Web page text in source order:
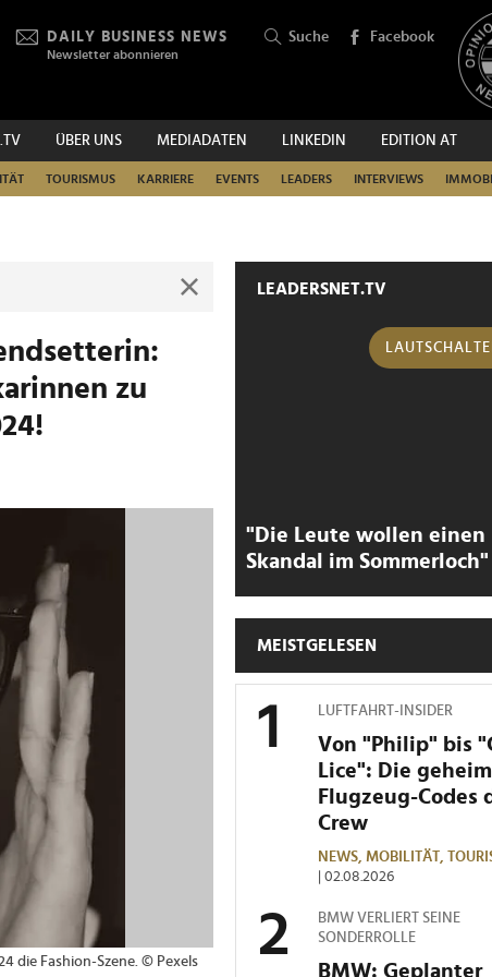
DAILY BUSINESS NEWS
Newsletter abonnieren
Suche Facebook
ÜBER UNS MEDIADATEN LINKEDIN EDITION AT
TOURISMUS KARRIERE EVENTS LEADERS INTERVIEWS
SUCHEN
zu
die Fashion-Szene. © Pexels
LEADERSNET.TV
"Die Leute wollen einen
Skandal im Sommerloch"
MEISTGELESEN
LUFTFAHRT-INSIDER
Von "Philip" bis
Lice": Die
Flugzeug-Codes
Crew
NEWS, MOBILITÄT,
| 02.08.2026
BMW VERLIERT SEINE
SONDERROLLE
BMW: Geplanter